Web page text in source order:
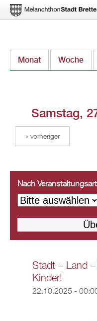
zum
Monat Woche
Samstag,
« vorheriger
Nach
Stadt – Land
Kinder!
22.10.2025 -